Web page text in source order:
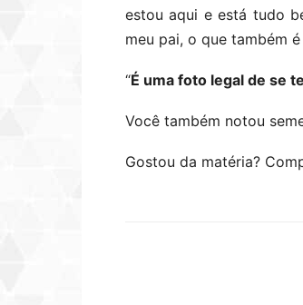
estou aqui e está tudo
meu pai, o que também é
“É uma foto legal de se
Você também notou
Gostou da matéria?